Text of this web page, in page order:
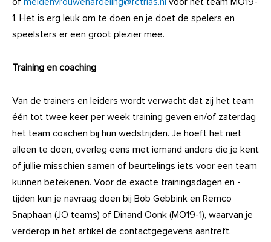
1. Het is erg leuk om te doen en je doet de spelers en
speelsters er een groot plezier mee.
Training en coaching
Van de trainers en leiders wordt verwacht dat zij het team
één tot twee keer per week training geven en/of zaterdag
het team coachen bij hun wedstrijden. Je hoeft het niet
alleen te doen, overleg eens met iemand anders die je kent
of jullie misschien samen of beurtelings iets voor een team
kunnen betekenen. Voor de exacte trainingsdagen en -
tijden kun je navraag doen bij Bob Gebbink en Remco
Snaphaan (JO teams) of Dinand Oonk (MO19-1), waarvan je
verderop in het artikel de contactgegevens aantreft.